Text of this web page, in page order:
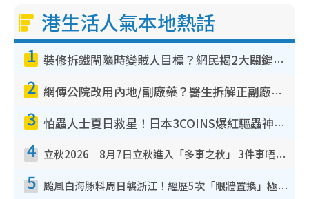
港生活人氣本地熱話
1 裝修拆鐵閘隨時變賊人目標？網民揭2大關鍵用途：裝新式等於白裝？附新舊鐵閘分別
2 網傳公院改用內地/副廠藥？醫生拆解正副廠分別 揭4類人換藥隨時出事
3 怕蟲人士夏日救星！日本3COINS爆紅驅蟲神器$45起 1招「全程免觸碰」輕鬆搞定小強
4 立秋2026｜8月7日立秋進入「多事之秋」 3件事唔做得！專家教6招開運 清枱頭／銀包納氣接好運
5 颱風白海豚料周日襲浙江！經歷5次「眼牆置換」極罕見 成登陸內地最長途颱風